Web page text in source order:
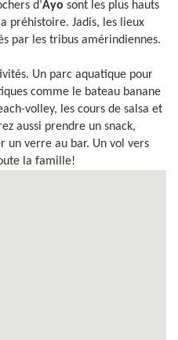
d’Ayo sont les plus hauts
préhistoire. Jadis, les lieux
par les tribus amérindiennes.
Un parc aquatique pour
comme le bateau banane
volley, les cours de salsa et
aussi prendre un snack,
un verre au bar. Un vol vers
la famille!